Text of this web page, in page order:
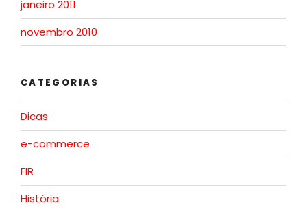
janeiro 2011
novembro 2010
CATEGORIAS
Dicas
e-commerce
FIR
História